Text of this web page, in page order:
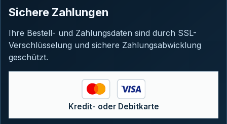
Sichere Zahlungen
Ihre Bestell- und Zahlungsdaten sind durch SSL-
Verschlüsselung und sichere Zahlungsabwicklung
geschützt.
Kredit- oder Debitkarte